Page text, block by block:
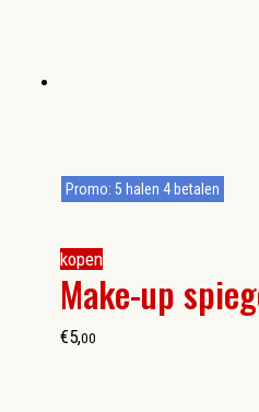
kopen
Make-up
Promo: 5 halen 4 betalen
€5,00